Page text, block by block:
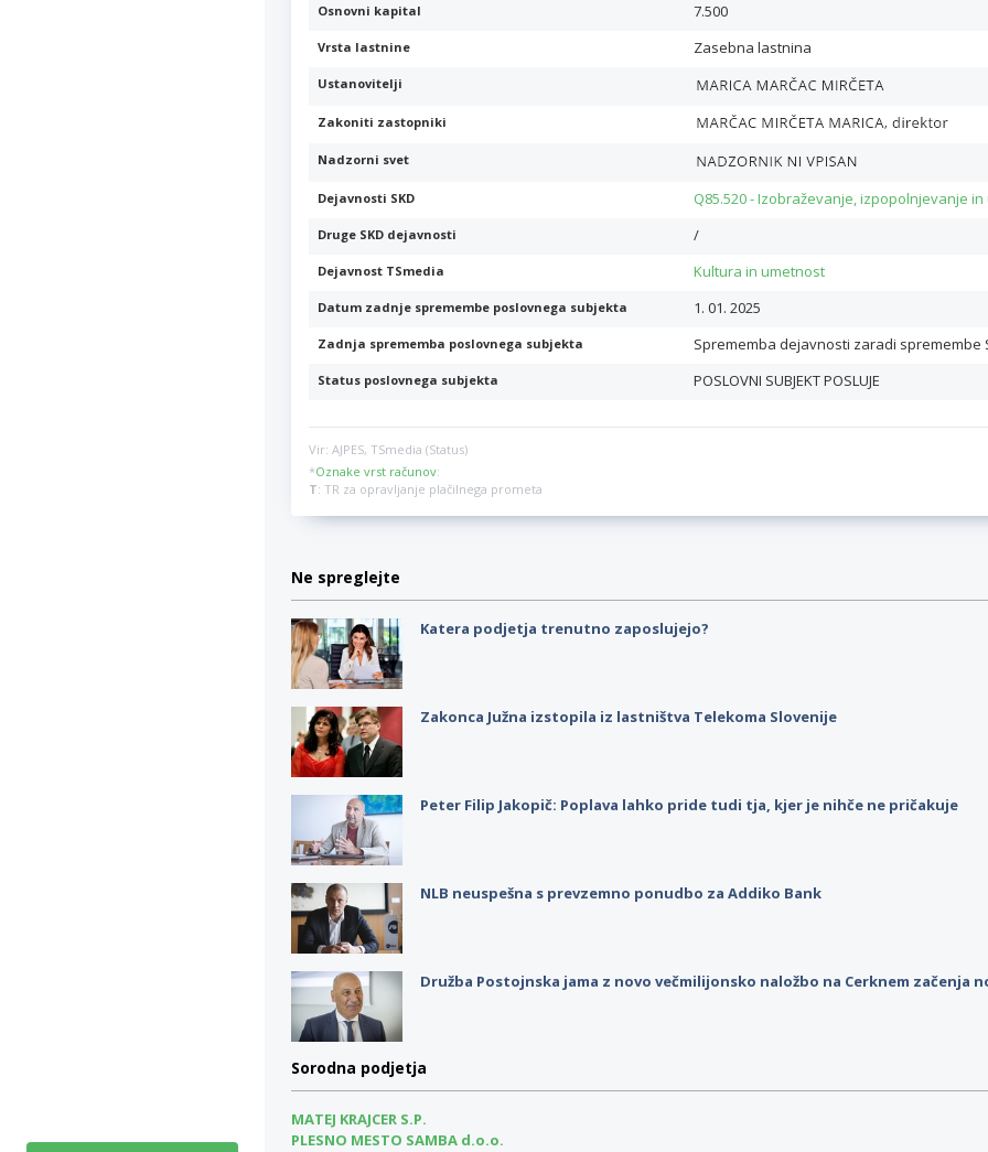
Osnovni kapital 7.500
Vrsta lastnine Zasebna lastnina
Ustanovitelji
Zakoniti zastopniki
Nadzorni svet
Dejavnosti SKD Q85.520 - Izobraževanje, izpopolnjevanje
Druge SKD dejavnosti /
Dejavnost TSmedia Kultura in umetnost
Datum zadnje spremembe poslovnega subjekta 1. 01. 2025
Zadnja sprememba poslovnega subjekta Sprememba dejavnosti zaradi spremembe
Status poslovnega subjekta POSLOVNI SUBJEKT POSLUJE
Vir: AJPES, TSmedia (Status)
*Oznake vrst računov:
T: TR za opravljanje plačilnega prometa
Ne spreglejte
Katera podjetja trenutno zaposlujejo?
Zakonca Južna izstopila iz lastništva Telekoma Slovenije
Peter Filip Jakopič: Poplava lahko pride tudi tja, kjer je nihče ne pričakuje
NLB neuspešna s prevzemno ponudbo za Addiko Bank
Družba Postojnska jama z novo večmilijonsko naložbo na Cerknem začenja
Sorodna podjetja
MATEJ KRAJCER S.P.
PLESNO MESTO SAMBA d.o.o.